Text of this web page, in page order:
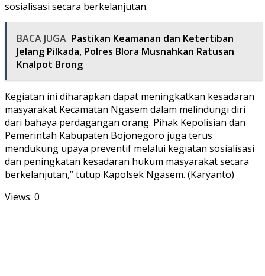
sosialisasi secara berkelanjutan.
BACA JUGA Pastikan Keamanan dan Ketertiban
Jelang Pilkada, Polres Blora Musnahkan Ratusan
Knalpot Brong
Kegiatan ini diharapkan dapat meningkatkan kesadaran
masyarakat Kecamatan Ngasem dalam melindungi diri
dari bahaya perdagangan orang. Pihak Kepolisian dan
Pemerintah Kabupaten Bojonegoro juga terus
mendukung upaya preventif melalui kegiatan sosialisasi
dan peningkatan kesadaran hukum masyarakat secara
berkelanjutan,” tutup Kapolsek Ngasem. (Karyanto)
Views: 0